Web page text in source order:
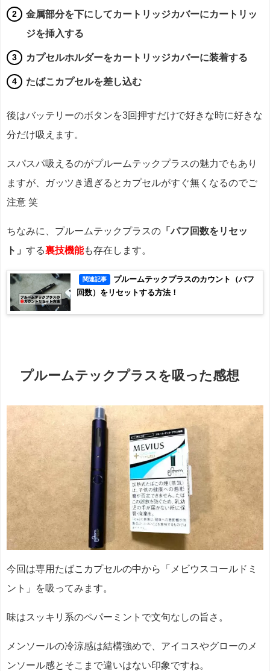
金属部分を下にしてカートリッジカバーにカートリッ
ジを挿入する
カプセルホルダーをカートリッジカバーに装着する
たばこカプセルを差し込む
後はバッテリーのボタンを3回押すだけで好きな時に好きな
分だけ吸えます。
スパスパ吸えるのがプルームテックプラスの魅力でもあり
ますが、ガッツき過ぎるとカプセルがすぐ無くなるのでご
注意 笑
ちなみに、プルームテックプラスの 「パフ回数をリセッ
ト」 する裏技機能も存在します。
関連記事
プルームテックプラスのカウント（パフ
回数）をリセットする方法！
プルームテックプラスを吸った感想
今回は専用たばこカプセルの中から「メビウスコールドミ
ント」を吸ってみます。
味はスッキリ系のペパーミントで文句なしの旨さ。
メンソールの冷涼感は結構強めで、アイコスやグローのメ
ンソール感とそこまで違いはない印象ですね。